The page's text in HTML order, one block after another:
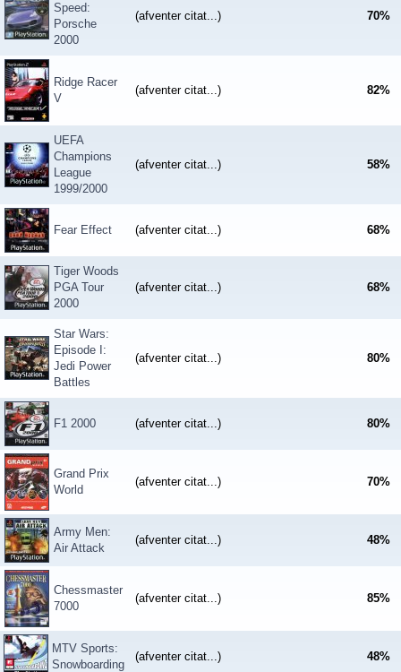
Speed:
Porsche
2000
(afventer citat...) 70%
Ridge Racer
V
(afventer citat...) 82%
UEFA
Champions
League
1999/2000
(afventer citat...) 58%
Fear Effect (afventer citat...) 68%
Tiger Woods
PGA Tour
2000
(afventer citat...) 68%
Star Wars:
Episode I:
Jedi Power
Battles
(afventer citat...) 80%
F1 2000 (afventer citat...) 80%
Grand Prix
World
(afventer citat...) 70%
Army Men:
Air Attack
(afventer citat...) 48%
Chessmaster
7000
(afventer citat...) 85%
MTV Sports:
Snowboarding
(afventer citat...) 48%